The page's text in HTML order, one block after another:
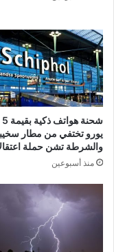
يورو تختفي من مطار
والشرطة تشن حملة
منذ أسبوعين